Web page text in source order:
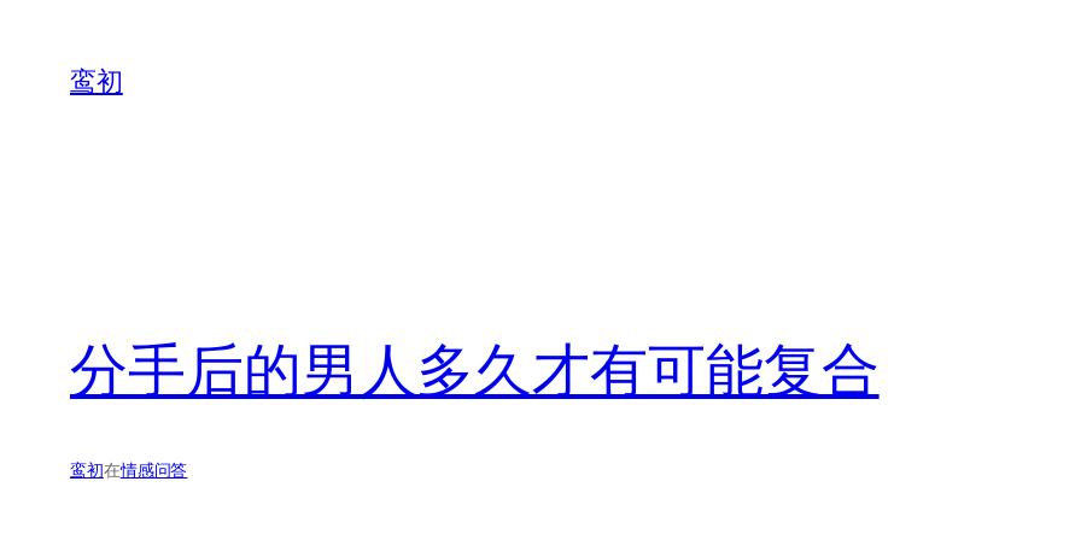
鸾初
分手后的男人多久才有可能复合
鸾初在情感问答